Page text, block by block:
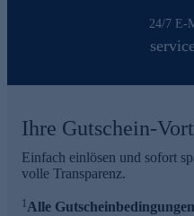
24/7 E-
Ihre Gutschein-
Einfach einlösen und sofort
volle Transparenz.
1Alle Gutscheinbedingungen